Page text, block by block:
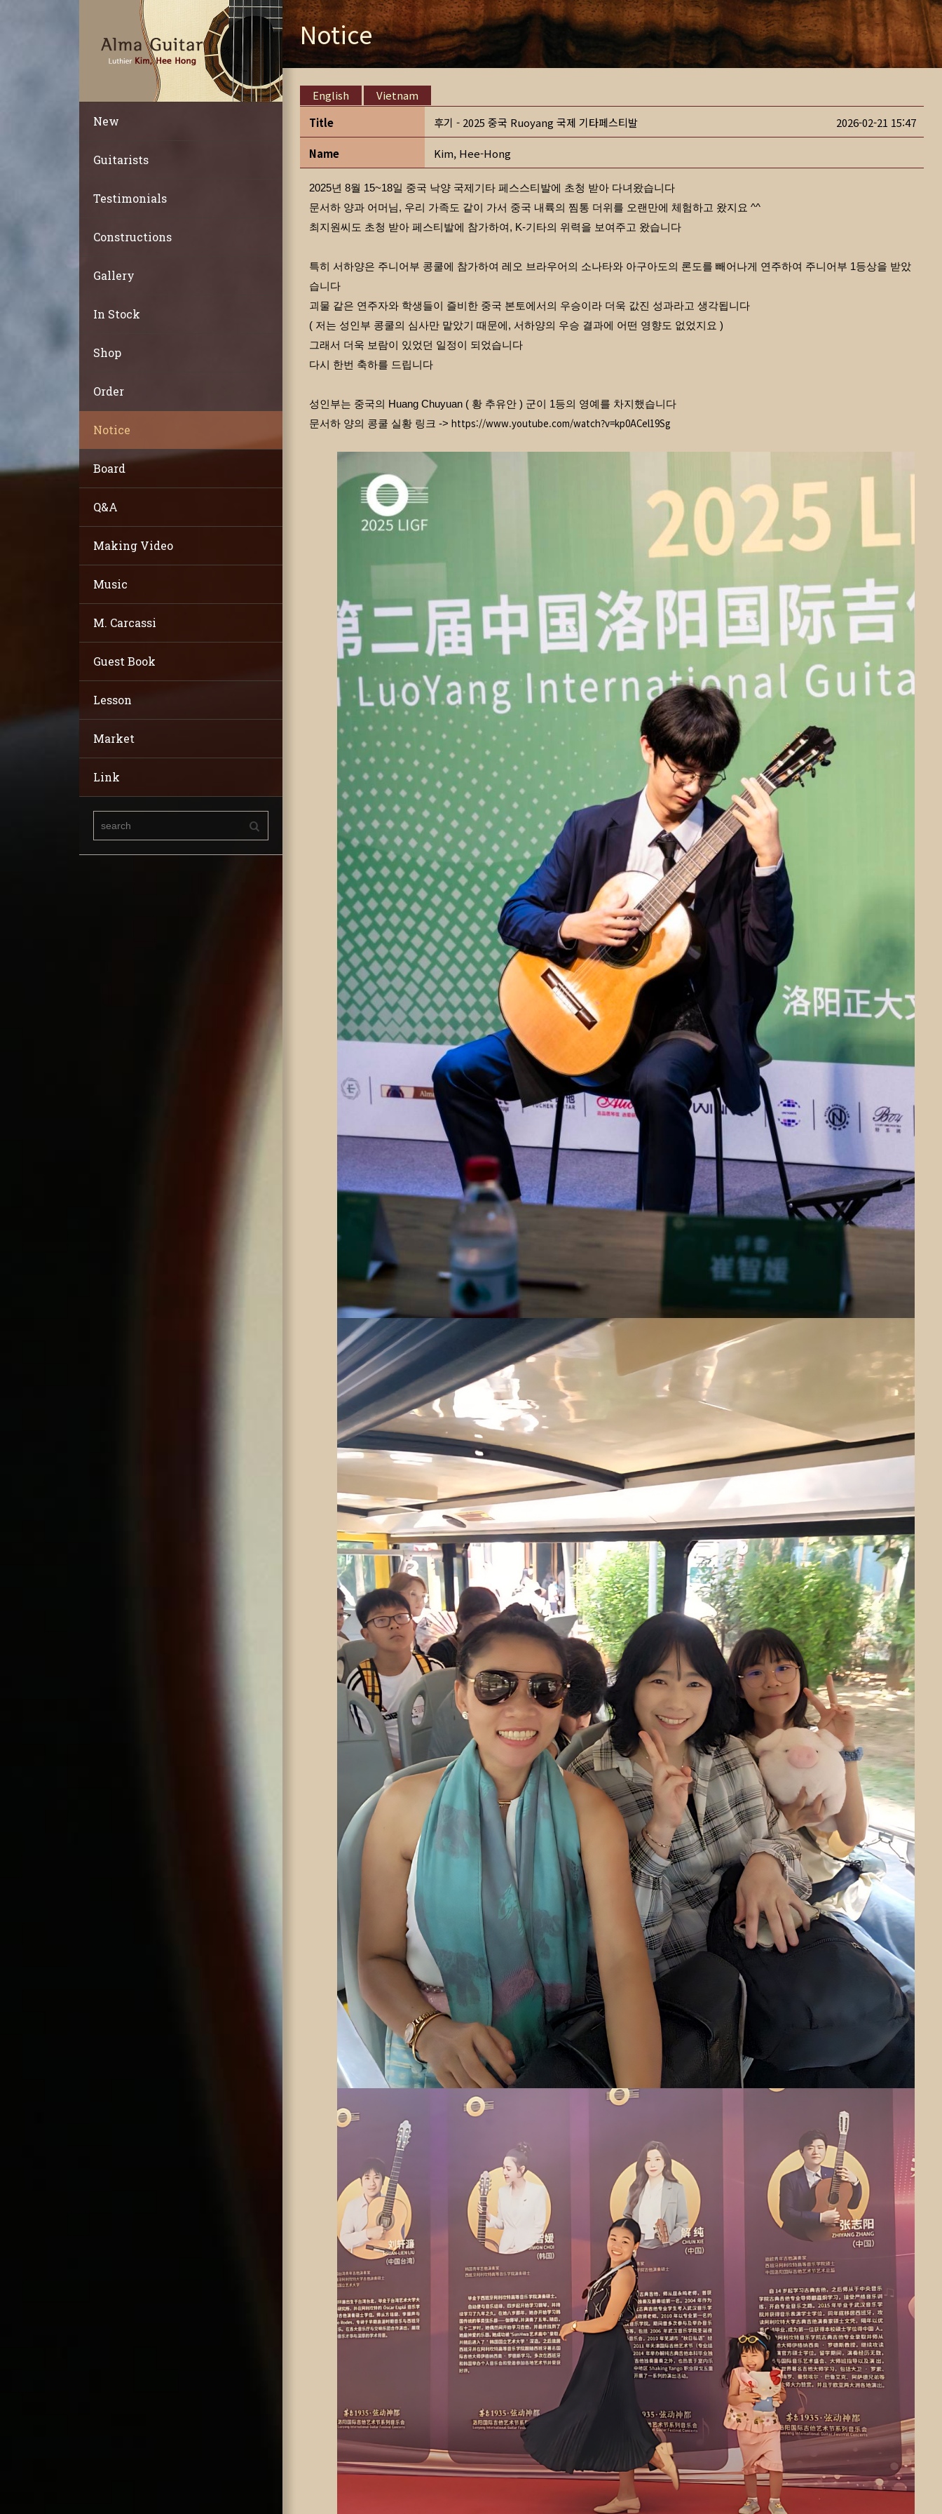
New
Guitarists
Testimonials
Constructions
Gallery
In Stock
Shop
Order
Notice
Board
Q&A
Making Video
Music
M. Carcassi
Guest Book
Lesson
Market
Link
Notice
English
Vietnam
Title
후기 - 2025 중국 Ruoyang 국제 기타페스티발 2026-02-21 15:47
Name Kim, Hee-Hong
2025년 8월 15~18일 중국 낙양 국제기타 페스스티발에 초청 받아 다녀왔습니다
문서하 양과 어머님, 우리 가족도 같이 가서 중국 내륙의 찜통 더위를 오랜만에 체험하고 왔지요 ^^
최지원씨도 초청 받아 페스티발에 참가하여, K-기타의 위력을 보여주고 왔습니다
특히 서하양은 주니어부 콩쿨에 참가하여 레오 브라우어의 소나타와 아구아도의 론도를 빼어나게 연주하여 주니어부 1등상을 받았
습니다
괴물 같은 연주자와 학생들이 즐비한 중국 본토에서의 우승이라 더욱 값진 성과라고 생각됩니다
( 저는 성인부 콩쿨의 심사만 맡았기 때문에, 서하양의 우승 결과에 어떤 영향도 없었지요 )
그래서 더욱 보람이 있었던 일정이 되었습니다
다시 한번 축하를 드립니다
성인부는 중국의 Huang Chuyuan ( 황 추유안 ) 군이 1등의 영예를 차지했습니다
문서하 양의 콩쿨 실황 링크 ->https://www.youtube.com/watch?v=kp0ACel19Sg